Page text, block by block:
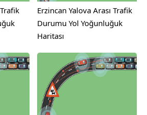
Erzincan Yalova Arası Trafik
Durumu Yol Yoğunluğuk
Haritası